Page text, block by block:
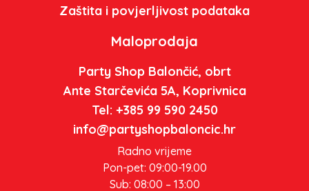
Zaštita i povjerljivost podataka
Maloprodaja
Party Shop Balončić, obrt
Ante Starčevića 5A, Koprivnica
Tel: +385 99 590 2450
info@partyshopbaloncic.hr
Radno vrijeme
Pon-pet: 09:00-19.00
Sub: 08:00 – 13:00